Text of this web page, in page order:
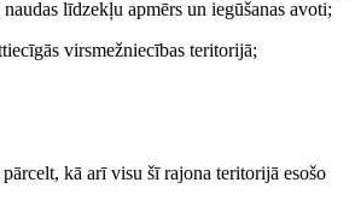
līdzekļu apmērs un iegūšanas avoti;
virsmežniecības teritorijā;
kā arī visu šī rajona teritorijā esošo